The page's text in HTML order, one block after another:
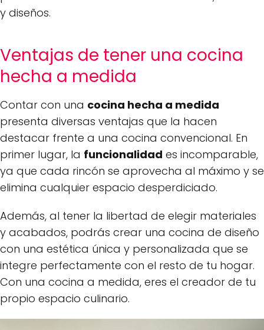
y diseños.
Ventajas de tener una cocina
hecha a medida
Contar con una cocina hecha a medida
presenta diversas ventajas que la hacen
destacar frente a una cocina convencional. En
primer lugar, la funcionalidad es incomparable,
ya que cada rincón se aprovecha al máximo y se
elimina cualquier espacio desperdiciado.
Además, al tener la libertad de elegir materiales
y acabados, podrás crear una cocina de diseño
con una estética única y personalizada que se
integre perfectamente con el resto de tu hogar.
Con una cocina a medida, eres el creador de tu
propio espacio culinario.